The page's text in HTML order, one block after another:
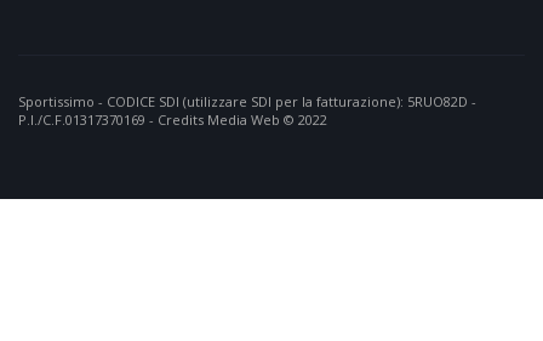
Sportissimo - CODICE SDI (utilizzare SDI per la fatturazione): 5RUO82D -
P.I./C.F.01317370169 - Credits Media Web © 2022